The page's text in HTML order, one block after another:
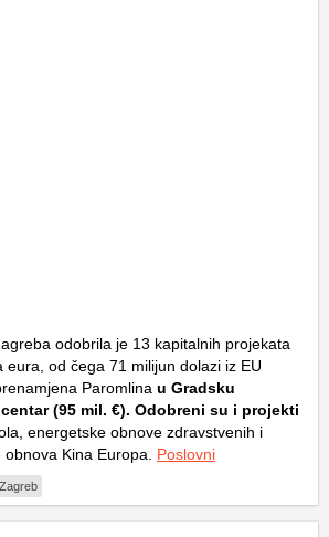
odobrila je 13 kapitalnih projekata
eura, od čega 71 milijun dolazi iz EU
Paromlina u Gradsku
(95 mil. €). Odobreni su i projekti
energetske obnove zdravstvenih i
Kina Europa. Poslovni
Zagreb